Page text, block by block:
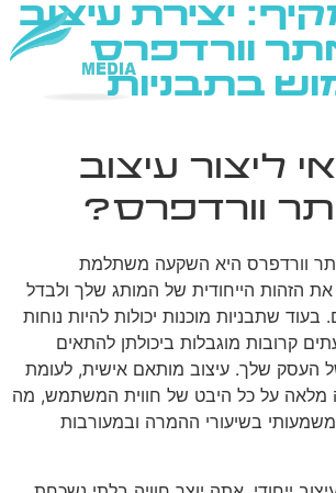
יצירת עיצוב
וורדפרס
בתבניות
ליצור עיצוב
וורדפרס?
וורדפרס היא השקעה משתלמת
הזהות הייחודית של המותג שלך ולבדל
שתבניות מוכנות יכולות להיות נוחות
קרובות מוגבלות ביכולתן להתאים
העסק שלך. עיצוב מותאם אישית, לעומת
מלאה על כל היבט של חווית המשתמש, מה
משמעותי בשיעורי ההמרה ובמעורבות